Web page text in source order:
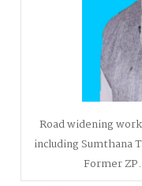
Road widening
including Sumthana
Former